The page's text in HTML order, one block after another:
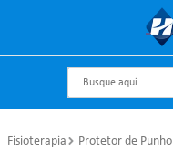
Fisioterapia Protetor de Punho